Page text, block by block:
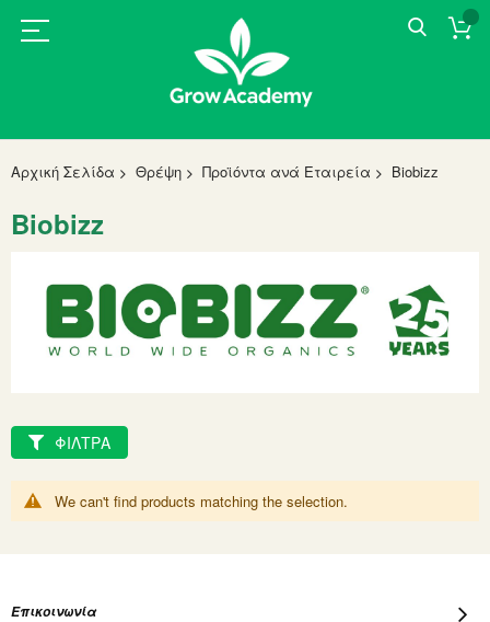
Αρχική Σελίδα Θρέψη Προϊόντα ανά Εταιρεία Biobizz
Biobizz
We can't find products matching the selection.
ΦΙΛΤΡΑ
Επικοινωνία